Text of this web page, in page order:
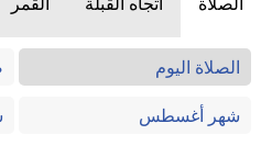
الصلاة اليوم
شهر أغسطس